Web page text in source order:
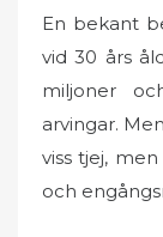
En bekant
vid 30 års
miljoner
arvingar.
viss tjej,
och